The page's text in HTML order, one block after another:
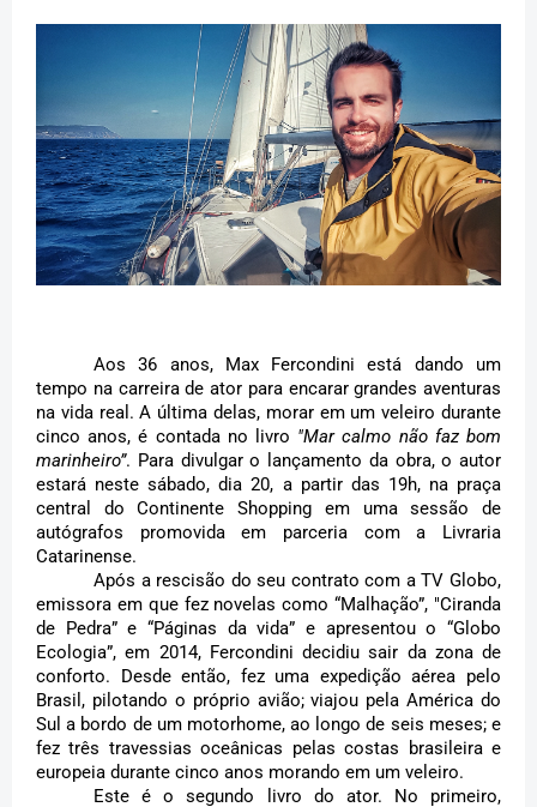
Aos 36 anos, Max Fercondini está dando um
tempo na carreira de ator para encarar grandes aventuras
na vida real. A última delas, morar em um veleiro durante
cinco anos, é contada no livro "Mar calmo não faz bom
marinheiro”. Para divulgar o lançamento da obra, o autor
estará neste sábado, dia 20, a partir das 19h, na praça
central do Continente Shopping em uma sessão de
autógrafos promovida em parceria com a Livraria
Catarinense.
Após a rescisão do seu contrato com a TV Globo,
emissora em que fez novelas como “Malhação”, "Ciranda
de Pedra” e “Páginas da vida” e apresentou o “Globo
Ecologia”, em 2014, Fercondini decidiu sair da zona de
conforto. Desde então, fez uma expedição aérea pelo
Brasil, pilotando o próprio avião; viajou pela América do
Sul a bordo de um motorhome, ao longo de seis meses; e
fez três travessias oceânicas pelas costas brasileira e
europeia durante cinco anos morando em um veleiro.